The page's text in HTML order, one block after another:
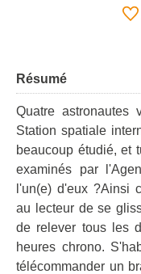
Résumé
Quatre astronautes
Station spatiale
beaucoup étudié, et
examinés par
l'un(e) d'eux ?Ainsi
au lecteur de se
de relever tous les
heures chrono.
télécommander un